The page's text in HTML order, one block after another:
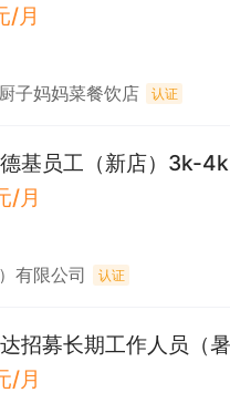
/月
子妈妈菜餐饮店 认证
基员工（新店）3k-4k
/月
有限公司 认证
/月